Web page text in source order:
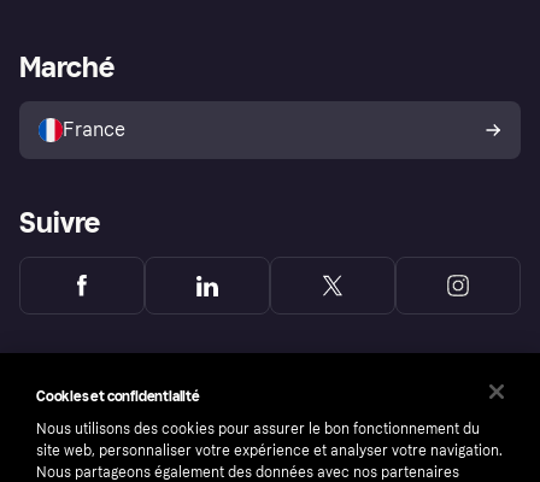
Explorez les magasins
Politique de protection de
l’acheteur Klarna
Portail Marchand
Marché
France
Suivre
Cookies et confidentialité
Nous utilisons des cookies pour assurer le bon fonctionnement du
site web, personnaliser votre expérience et analyser votre navigation.
Nous partageons également des données avec nos partenaires